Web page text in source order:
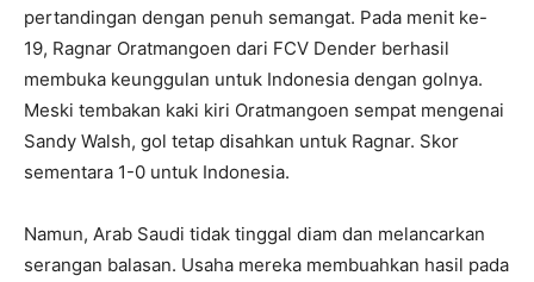
pertandingan dengan penuh semangat. Pada menit ke-
19, Ragnar Oratmangoen dari FCV Dender berhasil
membuka keunggulan untuk Indonesia dengan golnya.
Meski tembakan kaki kiri Oratmangoen sempat mengenai
Sandy Walsh, gol tetap disahkan untuk Ragnar. Skor
sementara 1-0 untuk Indonesia.
Namun, Arab Saudi tidak tinggal diam dan melancarkan
serangan balasan. Usaha mereka membuahkan hasil pada